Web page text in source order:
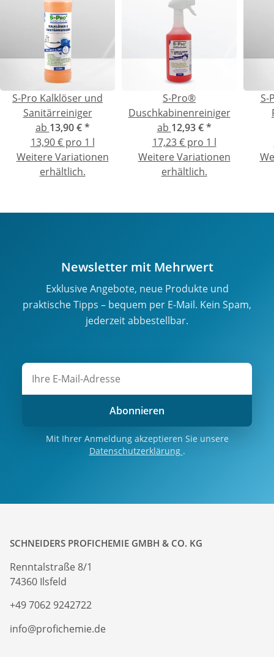
S-Pro Kalklöser und
Sanitärreiniger
ab 13,90 €*
13,90 € pro 1 l
Weitere Variationen
erhältlich.
S-Pro®
Duschkabinenreiniger
ab 12,93 €*
17,23 € pro 1 l
Weitere Variationen
erhältlich.
S-
Newsletter mit Mehrwert
Exklusive Angebote, neue Produkte und
praktische Tipps – bequem per E-Mail. Kein Spam,
jederzeit abbestellbar.
Abonnieren
Mit Ihrer Anmeldung akzeptieren Sie unsere
Datenschutzerklärung .
SCHNEIDERS PROFICHEMIE GMBH & CO. KG
Renntalstraße 8/1
74360 Ilsfeld
+49 7062 9242722
info@profichemie.de